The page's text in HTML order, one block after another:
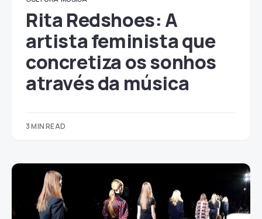
Rita Redshoes: A
artista feminista que
concretiza os sonhos
através da música
3 MIN READ